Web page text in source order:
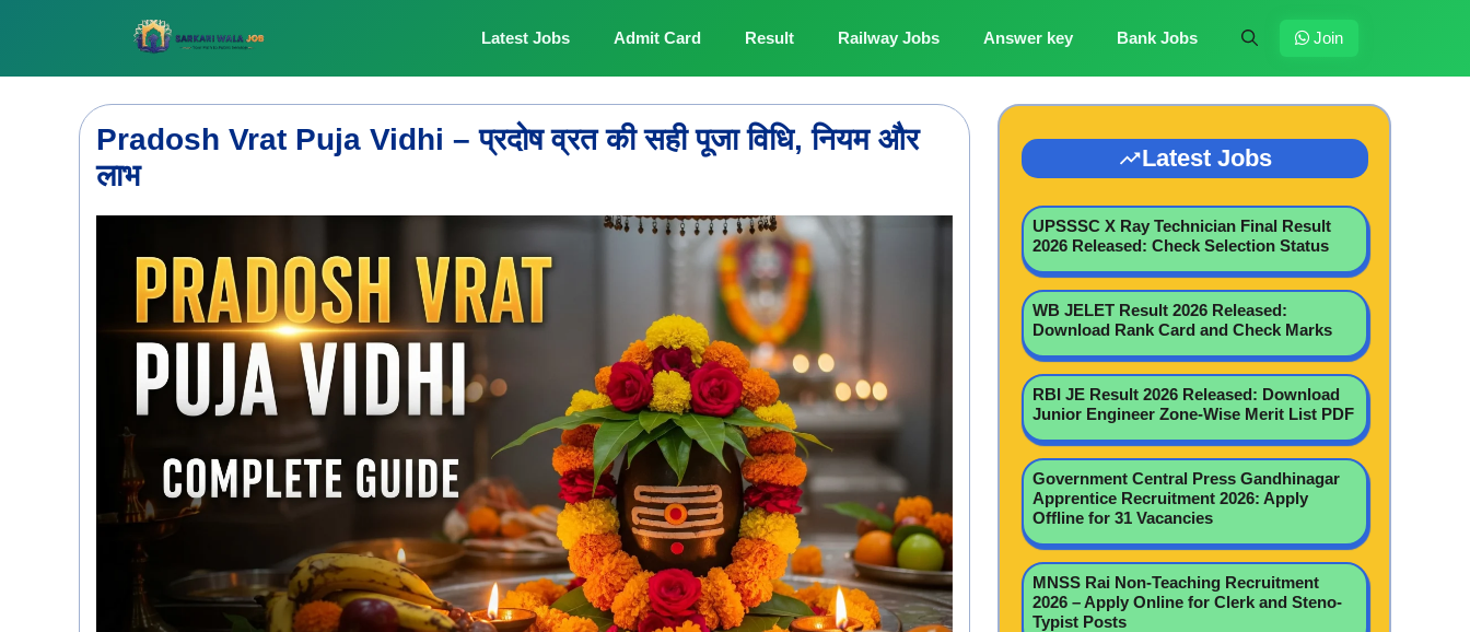
Latest Jobs Admit Card Result Railway Jobs Answer key Bank Jobs Join
Pradosh Vrat Puja Vidhi – प्रदोष व्रत की सही पूजा विधि, नियम और
लाभ
Latest Jobs
UPSSSC X Ray Technician Final Result
2026 Released: Check Selection Status
WB JELET Result 2026 Released:
Download Rank Card and Check Marks
RBI JE Result 2026 Released: Download
Junior Engineer Zone-Wise Merit List PDF
Government Central Press Gandhinagar
Apprentice Recruitment 2026: Apply
Offline for 31 Vacancies
MNSS Rai Non-Teaching Recruitment
2026 – Apply Online for Clerk and Steno-
Typist Posts